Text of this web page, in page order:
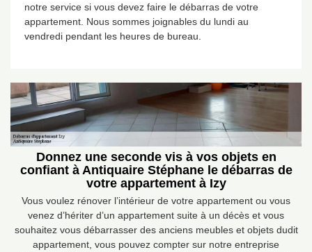
notre service si vous devez faire le débarras de votre
appartement. Nous sommes joignables du lundi au
vendredi pendant les heures de bureau.
Donnez une seconde vis à vos objets en
confiant à Antiquaire Stéphane le débarras de
votre appartement à Izy
Vous voulez rénover l’intérieur de votre appartement ou vous
venez d’hériter d’un appartement suite à un décès et vous
souhaitez vous débarrasser des anciens meubles et objets dudit
appartement, vous pouvez compter sur notre entreprise